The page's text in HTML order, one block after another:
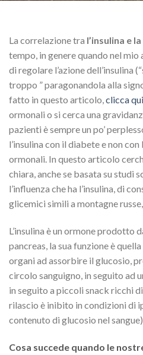
La correlazione tra l’insulina e
tempo, in genere quando nel
di regolare l’azione dell’insulina
troppo ” paragonandola alla
fatto in questo articolo,clicca qui
ormonali o si cerca una
pazienti è sempre un po’
l’insulina con il diabete e non
ormonali. In questo articolo
chiara, anche se basata su studi
l’influenza che ha l’insulina, di
glicemici simili a montagne
L’insulina è un ormone prodotto
pancreas, la sua funzione è
organi ad assorbire il glucosio,
circolo sanguigno, in seguito ad
in seguito a piccoli snack ricchi
rilascio è inibito in condizioni di
contenuto di glucosio nel
Cosa succede quando le